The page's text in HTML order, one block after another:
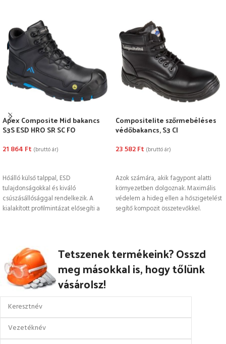
Apex Composite Mid bakancs
S3S ESD HRO SR SC FO
21 864 Ft (bruttó ár)
Hőálló külső talppal, ESD
tulajdonságokkal és kiváló
csúszásállósággal rendelkezik. A
kialakított profilmintázat elősegíti a
Compositelite szőrmebéléses
védőbakancs, S3 CI
23 582Ft (bruttó ár)
Azok számára, akik fagypont alatti
környezetben dolgoznak. Maximális
védelem a hideg ellen a hőszigetelést
segítő kompozit összetevőkkel.
Tetszenek termékeink? Osszd
meg másokkal is, hogy tőlünk
vásárolsz!